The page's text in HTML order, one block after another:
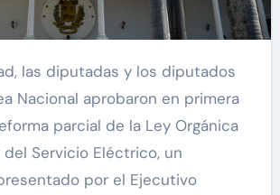
Nacional aprobaron en primera
parcial de la Ley Orgánica
Servicio Eléctrico, un
por el Ejecutivo